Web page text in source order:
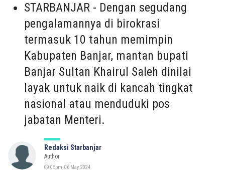
STARBANJAR - Dengan segudang
pengalamannya di birokrasi
termasuk 10 tahun memimpin
Kabupaten Banjar, mantan bupati
Banjar Sultan Khairul Saleh dinilai
layak untuk naik di kancah tingkat
nasional atau menduduki pos
jabatan Menteri.
Redaksi Starbanjar
Author
09:05pm, 06 May, 2024